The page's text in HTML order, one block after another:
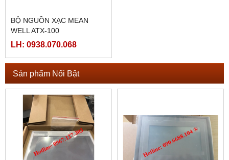
BỘ NGUỒN XẠC MEAN
WELL ATX-100
LH: 0938.070.068
Sản phẩm Nổi Bật